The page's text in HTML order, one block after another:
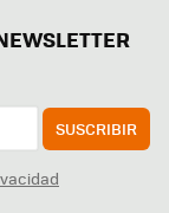
SUSCRIBIR